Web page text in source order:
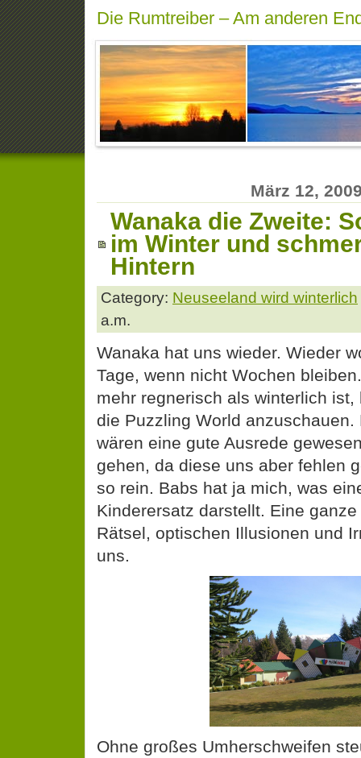
Die Rumtreiber – Am anderen
März 12,
Wanaka die Zweite:
im Winter und
Hintern
Category: Neuseeland wird winterlich
a.m.
Wanaka hat uns wieder. Wieder
Tage, wenn nicht Wochen
mehr regnerisch als winterlich
die Puzzling World anzuschauen.
wären eine gute Ausrede
gehen, da diese uns aber fehlen
so rein. Babs hat ja mich, was
Kinderersatz darstellt. Eine
Rätsel, optischen Illusionen und
uns.
Ohne großes Umherschweifen